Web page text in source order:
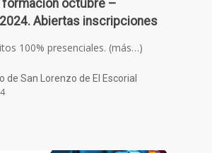
formación octubre –
Abiertas inscripciones
100% presenciales. (más…)
San Lorenzo de El Escorial